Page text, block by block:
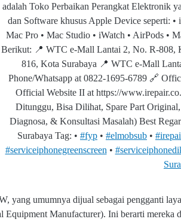
adalah Toko Perbaikan Perangkat Elektronik
dan Software khusus Apple Device seperti:
⁠Mac Pro • ⁠Mac Studio • iWatch • AirPods •
Berikut: 📍 WTC e-Mall Lantai 2, No. R-808,
816, Kota Surabaya 📍 WTC e-Mall
Phone/Whatsapp at 0822-1695-6789 🔗
Official Website II at https://
Ditunggu, Bisa Dilihat, Spare Part
Diagnosa, & Konsultasi Masalah) Best
Surabaya Tag: • #fyp • ⁠ #elmobsub • ⁠
#serviceiphonegreenscreen • ⁠
yang umumnya dijual sebagai pengganti
Equipment Manufacturer). Ini berarti mereka